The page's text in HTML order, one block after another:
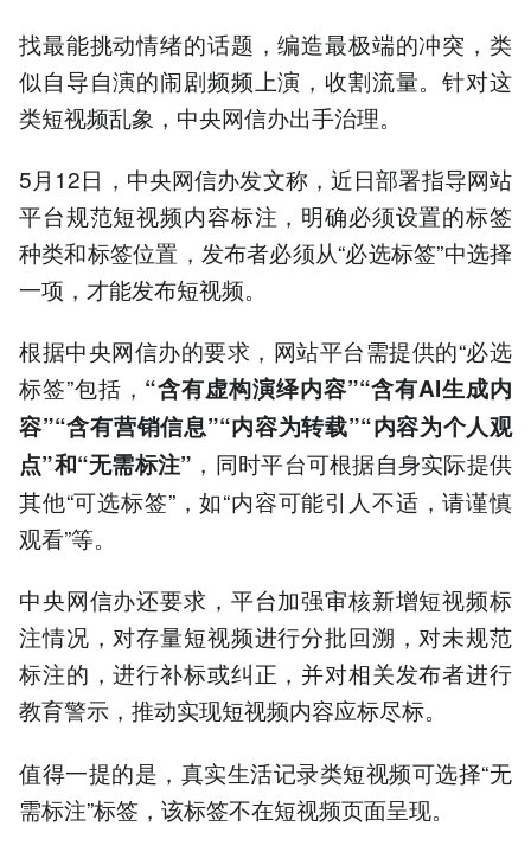
找最能挑动情绪的话题，编造最极端的冲突，类
似自导自演的闹剧频频上演，收割流量。针对这
类短视频乱象，中央网信办出手治理。
5月12日，中央网信办发文称，近日部署指导网站
平台规范短视频内容标注，明确必须设置的标签
种类和标签位置，发布者必须从“必选标签”中选择
一项，才能发布短视频。
根据中央网信办的要求，网站平台需提供的“必选
标签”包括， “含有虚构演绎内容”“含有AI生成内
容”“含有营销信息”“内容为转载”“内容为个人观
点”和“无需标注” ，同时平台可根据自身实际提供
其他“可选标签”，如“内容可能引人不适，请谨慎
观看”等。
中央网信办还要求，平台加强审核新增短视频标
注情况，对存量短视频进行分批回溯，对未规范
标注的，进行补标或纠正，并对相关发布者进行
教育警示，推动实现短视频内容应标尽标。
值得一提的是，真实生活记录类短视频可选择“无
需标注”标签，该标签不在短视频页面呈现。